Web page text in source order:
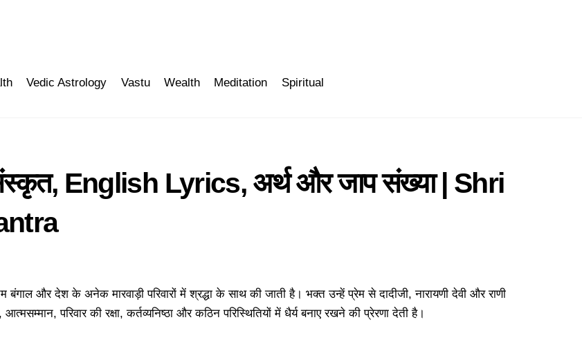
Vedic Astrology Vastu Wealth Meditation Spiritual
संस्कृत, English Lyrics, अर्थ और जाप संख्या | Shri
बंगाल और देश के अनेक मारवाड़ी परिवारों में श्रद्धा के साथ की जाती है। भक्त उन्हें प्रेम से दादीजी, नारायणी देवी और राणी
परिवार की रक्षा, कर्तव्यनिष्ठा और कठिन परिस्थितियों में धैर्य बनाए रखने की प्रेरणा देती है।